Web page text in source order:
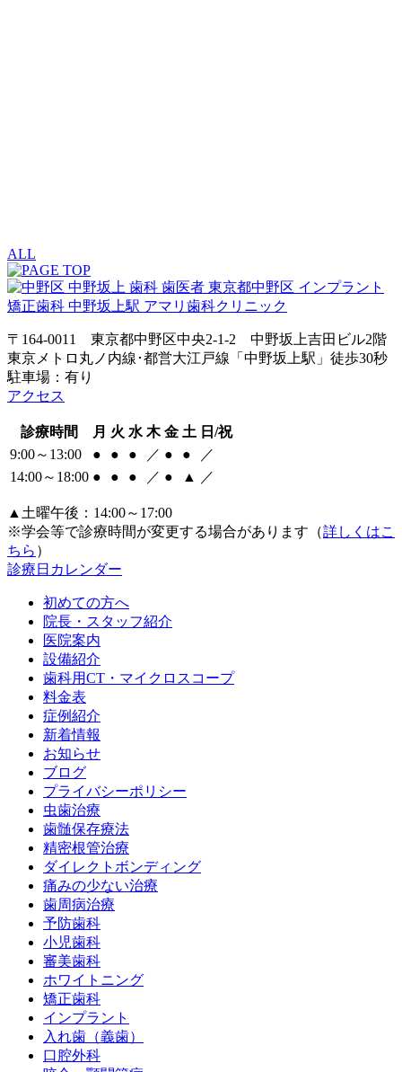
ALL
〒164-0011 東京都中野区中央2-1-2 中野坂上吉田ビル2階
東京メトロ丸ノ内線･都営大江戸線「中野坂上駅」徒歩30秒
駐車場：有り
アクセス
診療時間 月 火 水 木 金 土 日/祝
9:00～13:00
● ● ● ／ ● ●
／
14:00～18:00 ● ● ● ／ ● ▲ ／
▲土曜午後：14:00～17:00
※学会等で診療時間が変更する場合があります（詳しくはこ
ちら ）
診療日カレンダー
初めての方へ
院長・スタッフ紹介
医院案内
設備紹介
歯科用CT・マイクロスコープ
料金表
症例紹介
新着情報
お知らせ
ブログ
プライバシーポリシー
虫歯治療
歯髄保存療法
精密根管治療
ダイレクトボンディング
痛みの少ない治療
歯周病治療
予防歯科
小児歯科
審美歯科
ホワイトニング
矯正歯科
インプラント
入れ歯（義歯）
口腔外科